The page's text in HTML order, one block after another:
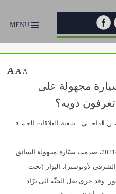
MENU
A A A
مجهولة على
تعرفون ذويه؟
الداخلـي ـ شعبة العلاقات العامـة
قُرابة السّاعة 21:00 من تاريخ 4-9-2021، صدمت سيّارة مجهولة السائق
لأوتوستراد البوار (تحت
وقد جرى نقل الجثّة الى برّاد